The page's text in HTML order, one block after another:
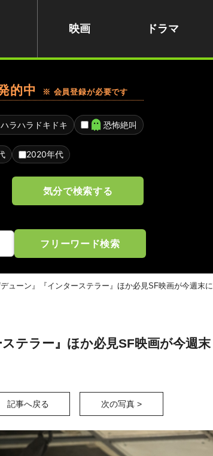
映画 ドラマ
的中 ※ 会員登録が必要です
ハラハラドキドキ 恐怖絶叫
2020年代
気分で検索する
フリーワード検索
デューン』『インターステラー』ほか必見SF映画が今週末に
テラー』ほか必見SF映画が今週末
記事へ戻る 次の写真 >